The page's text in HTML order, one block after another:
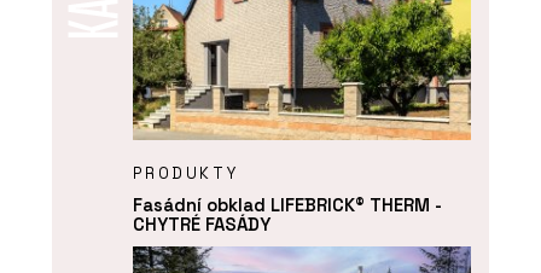
PRODUKTY
Fasádní obklad LIFEBRICK® THERM -
CHYTRÉ FASÁDY